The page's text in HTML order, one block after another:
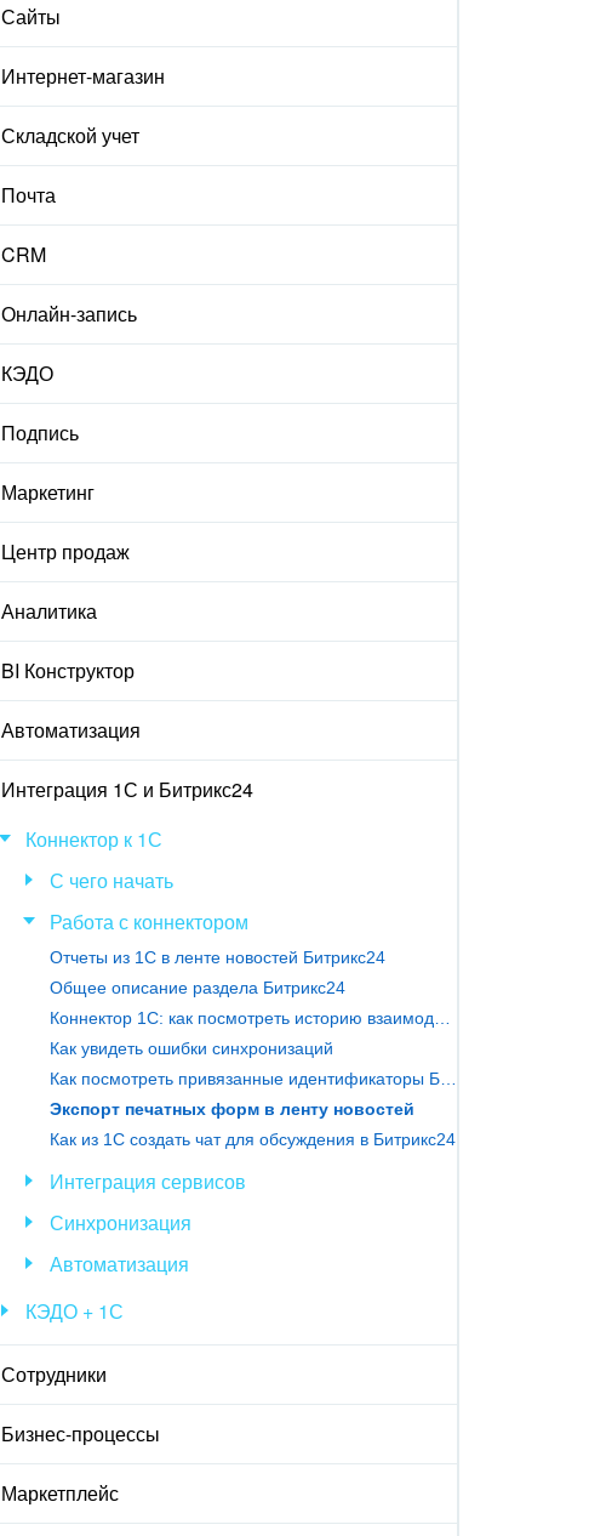
Сайты
Интернет-магазин
Складской учет
Почта
CRM
Онлайн-запись
КЭДО
Подпись
Маркетинг
Центр продаж
Аналитика
BI Конструктор
Автоматизация
Интеграция 1С и Битрикс24
Коннектор к 1С
С чего начать
Работа с коннектором
Отчеты из 1С в ленте новостей Битрикс24
Общее описание раздела Битрикс24
Как увидеть ошибки синхронизаций
Экспорт печатных форм в ленту новостей
Как из 1С создать чат для обсуждения в Битрикс24
Интеграция сервисов
Синхронизация
Автоматизация
КЭДО + 1С
Сотрудники
Бизнес-процессы
Маркетплейс